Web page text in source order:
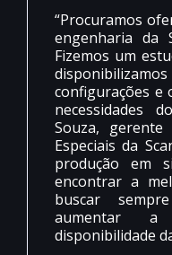
“Procuramos
engenharia da
Fizemos um
configurações e
necessidades
Souza,
Especiais da
produção em
encontrar a
buscar
aumentar
disponibilidade